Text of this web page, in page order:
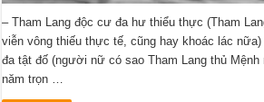
– Tham Lang độc cư đa hư thiểu thực (Tham
viễn vông thiếu thực tế, cũng hay khoác lác
đa tật đố (người nữ có sao Tham Lang thủ Mệnh
năm trọn …